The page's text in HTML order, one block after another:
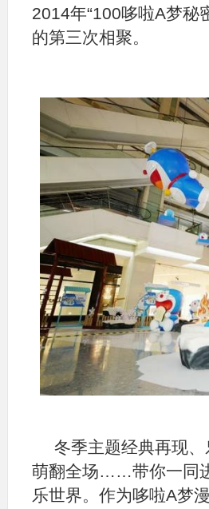
2014年“100哆啦A梦秘
的第三次相聚。
冬季主题经典再现
萌翻全场……带你一同
乐世界。作为哆啦A梦